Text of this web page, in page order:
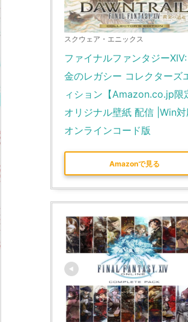
スクウェア・エニックス
ファイナルファンタジー
金のレガシー コレクターズ
ィション【Amazon.co.jp限
オリジナル壁紙 配信 |Win対
オンラインコード版
Amazonで見る